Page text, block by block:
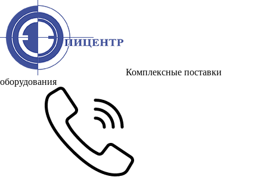
Комплексные поставки
оборудования